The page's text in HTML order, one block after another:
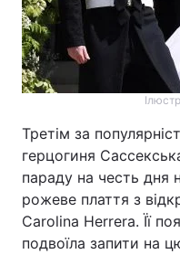
Третім за
герцогиня
параду на честь дня
рожеве плаття з
Carolina Herrera. Її
подвоїла запити на